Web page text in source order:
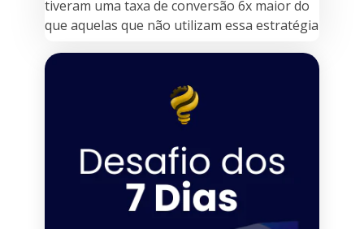
tiveram uma taxa de conversão 6x maior do
que aquelas que não utilizam essa estratégia